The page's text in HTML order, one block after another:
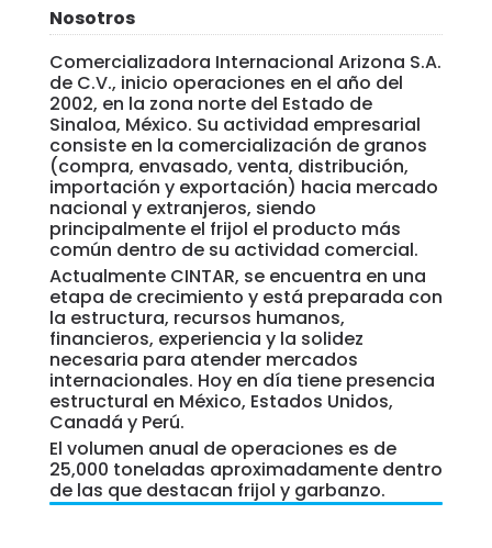
Nosotros
Comercializadora Internacional Arizona S.A.
de C.V., inicio operaciones en el año del
2002, en la zona norte del Estado de
Sinaloa, México. Su actividad empresarial
consiste en la comercialización de granos
(compra, envasado, venta, distribución,
importación y exportación) hacia mercado
nacional y extranjeros, siendo
principalmente el frijol el producto más
común dentro de su actividad comercial.
Actualmente CINTAR, se encuentra en una
etapa de crecimiento y está preparada con
la estructura, recursos humanos,
financieros, experiencia y la solidez
necesaria para atender mercados
internacionales. Hoy en día tiene presencia
estructural en México, Estados Unidos,
Canadá y Perú.
El volumen anual de operaciones es de
25,000 toneladas aproximadamente dentro
de las que destacan frijol y garbanzo.